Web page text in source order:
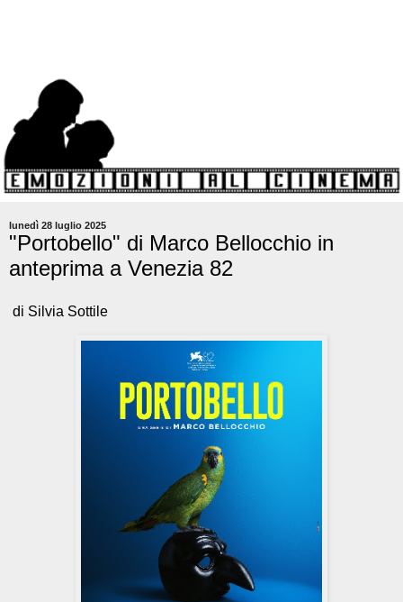
lunedì 28 luglio 2025
"Portobello" di Marco Bellocchio in
anteprima a Venezia 82
di Silvia Sottile